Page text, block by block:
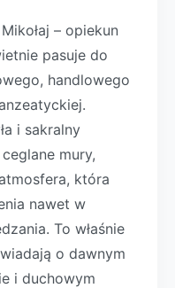
– opiekun
pasuje do
handlowego
i sakralny
mury,
która
nawet w
To właśnie
o dawnym
i duchowym